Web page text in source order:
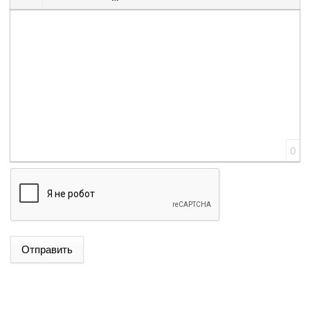
Вставить смайлик
Вставка скрытого текста
Вставка цитаты
Вставка спойлера
0
Отправить
ԱԴՐԲԵՋԱՆԻ ԱԳ ՆԱԽԱՐԱՐ ՋԵՅՀՈՒՆ ԲԱՅՐԱՄՈՎԸ